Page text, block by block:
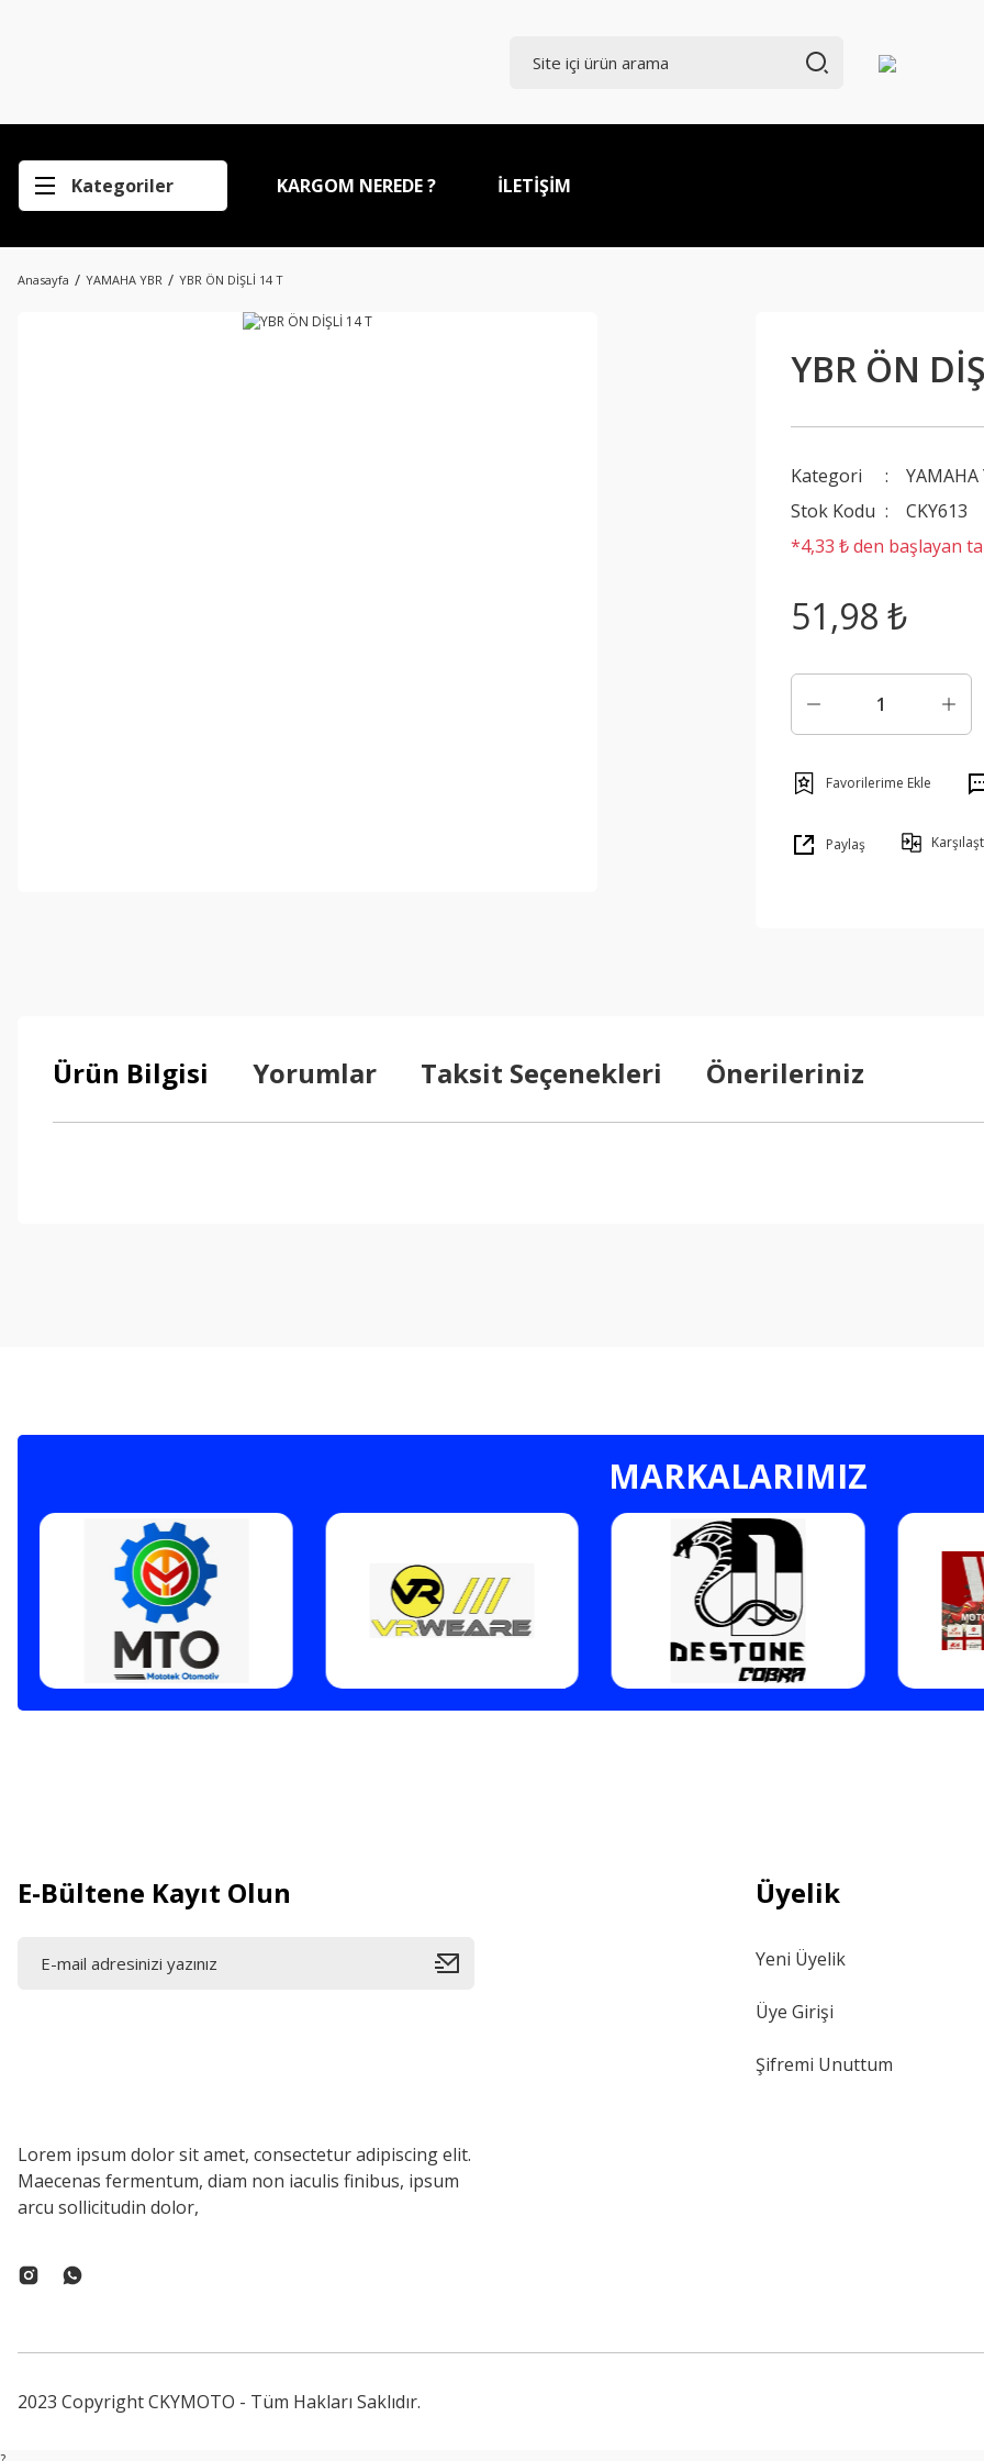
Kategoriler KARGOM NEREDE ? İLETİŞİM
Anasayfa YAMAHA YBR YBR ÖN DİŞLİ 14 T
YBR ÖN
Kategori
YAMAHA
Stok Kodu
CKY613
*4,33 ₺ den başlayan
51,98 ₺
Paylaş
Ürün Bilgisi Yorumlar Taksit Seçenekleri Önerileriniz
Gönder
MARKALARIMIZ
E-Bültene Kayıt Olun
Lorem ipsum dolor sit amet, consectetur adipiscing elit.
Maecenas fermentum, diam non iaculis finibus, ipsum
arcu sollicitudin dolor,
Üyelik
Yeni Üyelik
Üye Girişi
Şifremi Unuttum
2023 Copyright CKYMOTO - Tüm Hakları Saklıdır.